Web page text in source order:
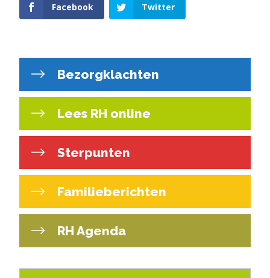
Facebook Twitter
Bezorgklachten
Lees RH online
Sterpunten
Familieberichten
RH Agenda